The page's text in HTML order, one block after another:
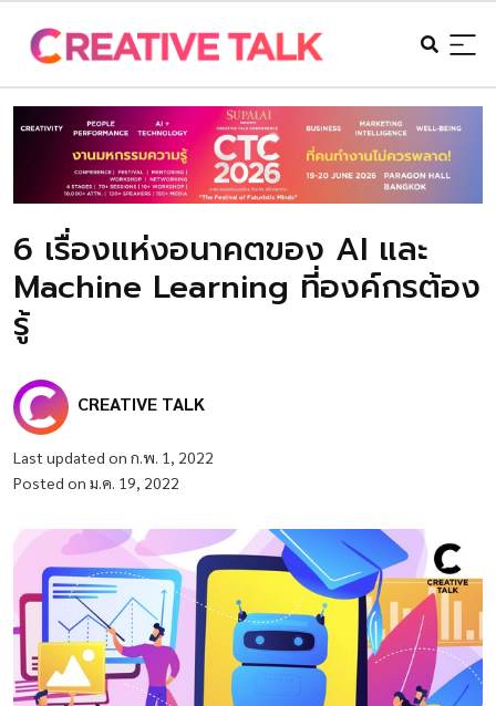
6 เรื่องแห่งอนาคตของ AI และ
Machine Learning ที่องค์กรต้อง
รู้
CREATIVE TALK
Last updated on ก.พ. 1, 2022
Posted on ม.ค. 19, 2022